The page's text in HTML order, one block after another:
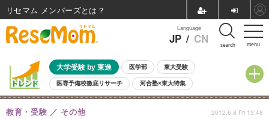
menu
Language
JP / CN search
大学受験 by 東進 医学部 東大受験
医専予備校徹底リサーチ 河合塾×東大特集
親子で考える大学選び 高校受験 中学受験 小学校受験
共通テスト 夏休み
教育・受験 その他 2012.6.8 Fri 13:48
リセマム メンバーズ